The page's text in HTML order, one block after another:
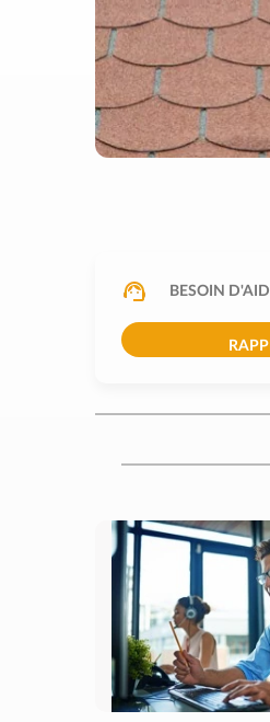
BESOIN